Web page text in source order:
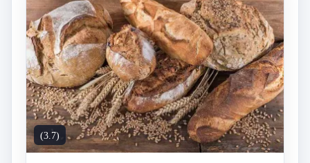
(3.7)